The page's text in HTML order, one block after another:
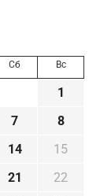
Сб Вс
1
7
8
14
15
21
22